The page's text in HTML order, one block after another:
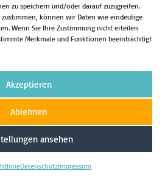
zu speichern und/oder darauf zuzugreifen.
können wir Daten wie eindeutige
Wenn Sie Ihre Zustimmung nicht erteilen
Merkmale und Funktionen beeinträchtigt
Akzeptieren
Ablehnen
ansehen
DatenschutzImpressum
- Matthias Eggers MdL